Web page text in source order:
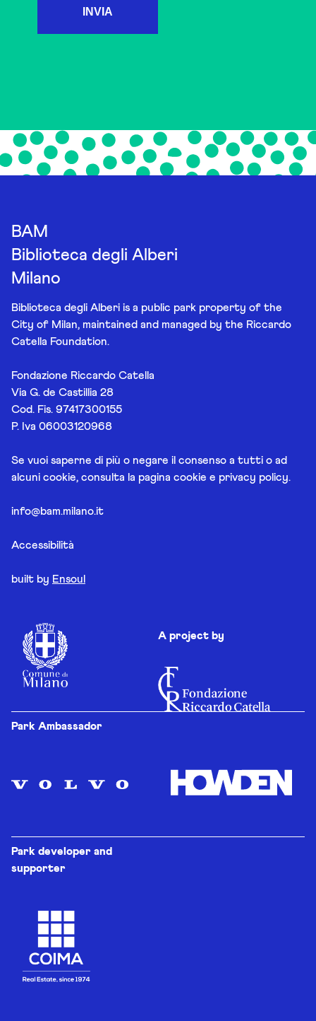
INVIA
BAM
Biblioteca degli Alberi
Milano
Biblioteca degli Alberi is a public park property of the
City of Milan, maintained and managed by the Riccardo
Catella Foundation.
Fondazione Riccardo Catella
Via G. de Castillia 28
Cod. Fis. 97417300155
P. Iva 06003120968
Se vuoi saperne di più o negare il consenso a tutti o ad
alcuni cookie, consulta la pagina cookie e privacy policy.
info@bam.milano.it
Accessibilità
built by Ensoul
A project by
Park Ambassador
Park developer and
supporter